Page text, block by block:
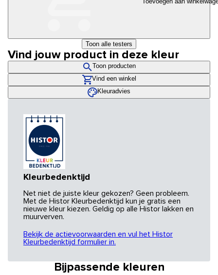
Toon alle testers
Vind jouw product in deze kleur
Toon producten
Vind een winkel
Kleuradvies
Kleurbedenktijd
Net niet de juiste kleur gekozen? Geen probleem.
Met de Histor Kleurbedenktijd kun je gratis een
nieuwe kleur kiezen. Geldig op alle Histor lakken en
muurverven.
Bekijk de actievoorwaarden en vul het Histor
Kleurbedenktijd formulier in.
Bijpassende kleuren